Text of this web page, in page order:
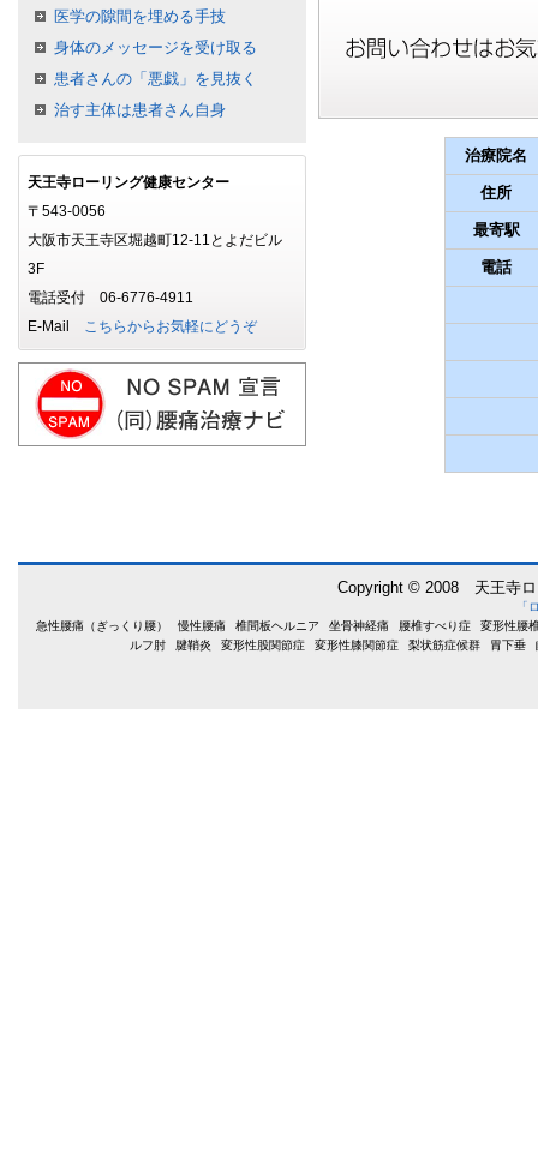
治療院名
住所
最寄駅
電話
医学の隙間を埋める手技
身体のメッセージを受け取る
患者さんの「悪戯」を見抜く
治す主体は患者さん自身
天王寺ローリング健康センター
〒543-0056
大阪市天王寺区堀越町12-11とよだビル
3F
電話受付 06-6776-4911
E-Mail こちらからお気軽にどうぞ
Copyright © 2008 天王寺ロ
「
急性腰痛（ぎっくり腰）
慢性腰痛 椎間板ヘルニア 坐骨神経痛 腰椎すべり症
変形性腰
ルフ肘
腱鞘炎 変形性股関節症 変形性膝関節症 梨状筋症候群 胃下垂